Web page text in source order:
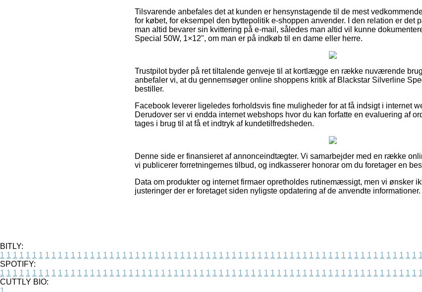
Tilsvarende anbefales det at kunden er hensynstagende til de mest
for købet, for eksempel den byttepolitik e-shoppen anvender. I den relation er det
man altid bevarer sin kvittering på e-mail, således man altid vil kunne
Special 50W, 1×12", om man er på indkøb til en dame eller herre.
Trustpilot byder på ret tiltalende genveje til at kortlægge en række nuværende
anbefaler vi, at du gennemsøger online shoppens kritik af Blackstar Silverline
bestiller.
Facebook leverer ligeledes forholdsvis fine muligheder for at få indsigt i internet
Derudover ser vi endda internet webshops hvor du kan forfatte en evaluering af
tages i brug til at få et indtryk af kundetilfredsheden.
Denne side er finansieret af annonceindtægter. Vi samarbejder med en række
vi publicerer forretningernes tilbud, og indkasserer honorar om du foretager en
Data om produkter og internet firmaer opretholdes rutinemæssigt, men vi ønsker
justeringer der er foretaget siden nyligste opdatering af de anvendte informationer.
BITLY:
1 1 1 1 1 1 1 1 1 1 1 1 1 1 1 1 1 1 1 1 1 1 1 1 1 1 1 1 1 1 1 1 1 1 1 1 1 1 1 1 1 1 1 1 1 1 1 1 1 1 1 1 1 1 1 1 1 1 1 1 1 1 1 1 1 1
SPOTIFY:
1 1 1 1 1 1 1 1 1 1 1 1 1 1 1 1 1 1 1 1 1 1 1 1 1 1 1 1 1 1 1 1 1 1 1 1 1 1 1 1 1 1 1 1 1 1 1 1 1 1 1 1 1 1 1 1 1 1 1 1 1 1 1 1 1 1
CUTTLY BIO: